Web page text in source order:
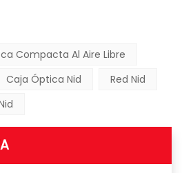
Compacta Al Aire Libre
Caja Óptica Nid
Red Nid